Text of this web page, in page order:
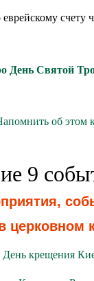
счету
День Святой
об этом
9
церковном
День крещения